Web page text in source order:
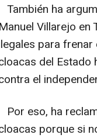
También ha
Manuel Villarejo en
para
del Estado
el
Por eso, ha
porque si